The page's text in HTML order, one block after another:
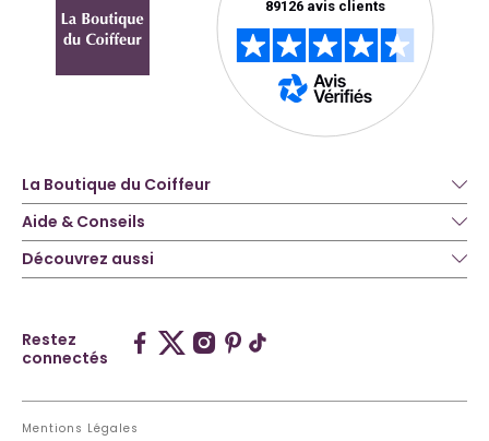
La Boutique du Coiffeur
Aide & Conseils
Découvrez aussi
Restez
connectés
Mentions Légales